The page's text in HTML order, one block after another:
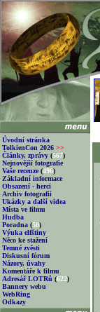
Úvodní stránka
TolkienCon 2026 >>
Články, zprávy (567)
Nejnovější fotografie
Vaše recenze (496)
Základní informace
Obsazení - herci
Archiv fotografií
Ukázky a další videa
Místa ve filmu
Hudba
Poradna (50)
Výuka elfštiny
Něco ke stažení
Temné zvěsti
Diskusní fórum
Názory, úvahy
Komentáře k filmu
Adresář LOTRů (622)
Bannery webu
WebRing
Odkazy